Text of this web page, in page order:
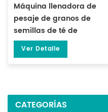
Máquina llenadora de
pesaje de granos de
semillas de té de
partículas de 1-50
gramos DL-FZ-50
Ver Detalle
CATEGORÍAS